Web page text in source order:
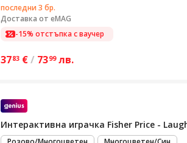
последни 3 бр.
Доставка от eMAG
-15% отстъпка с ваучер
3783 €/ 7399 лв.
Интерактивна играчка Fisher Price -